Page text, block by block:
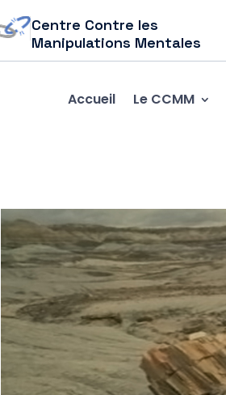
Centre Contre les
Manipulations Mentales
Accueil Le CCMM